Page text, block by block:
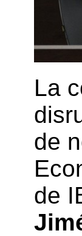
La
de
de